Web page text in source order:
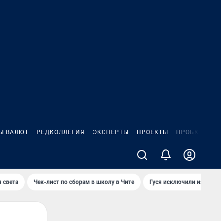
ВАЛЮТ РЕДКОЛЛЕГИЯ ЭКСПЕРТЫ ПРОЕКТЫ ПРОБКИ
света Чек-лист по сборам в школу в Чите Гуся исключили из